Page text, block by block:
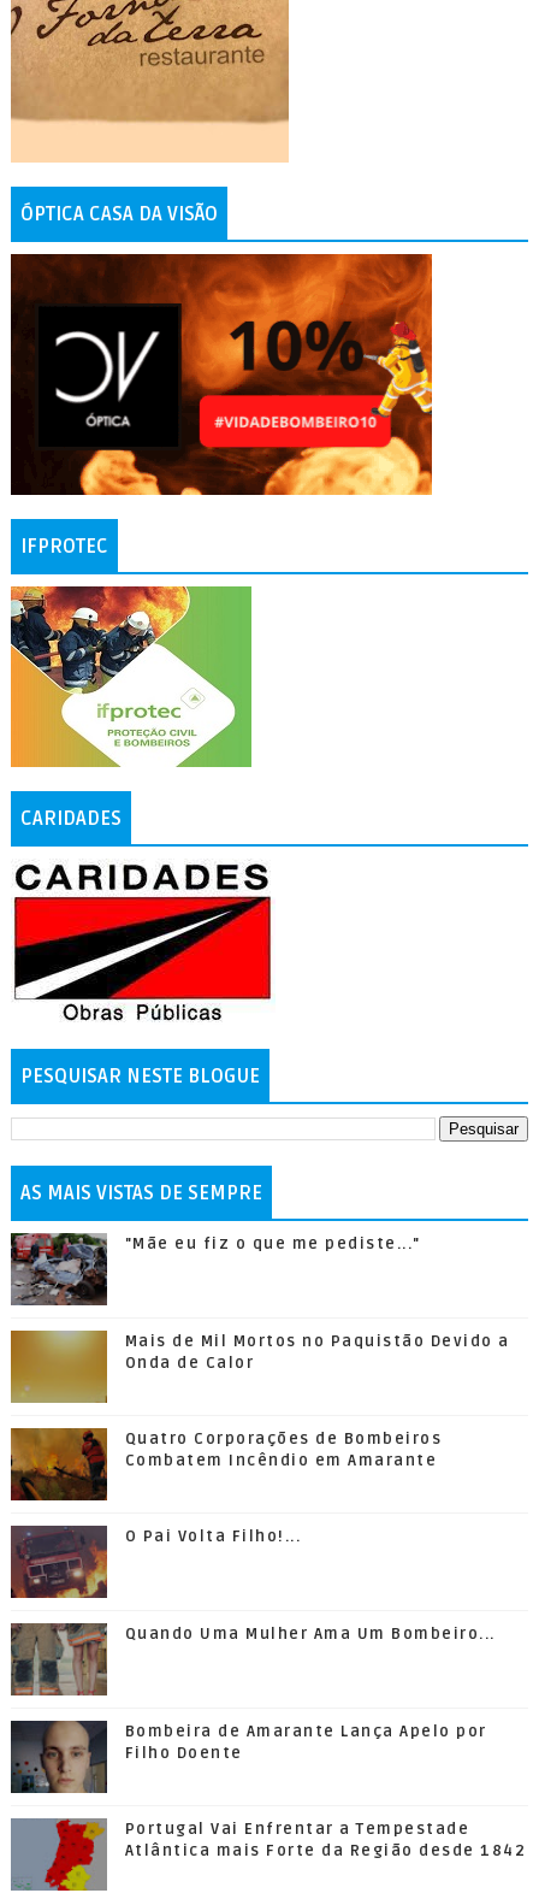
ÓPTICA CASA DA VISÃO
IFPROTEC
CARIDADES
PESQUISAR NESTE BLOGUE
AS MAIS VISTAS DE SEMPRE
"Mãe eu fiz o que me pediste..."
Mais de Mil Mortos no Paquistão Devido a
Onda de Calor
Quatro Corporações de Bombeiros
Combatem Incêndio em Amarante
O Pai Volta Filho!...
Quando Uma Mulher Ama Um Bombeiro...
Bombeira de Amarante Lança Apelo por
Filho Doente
Portugal Vai Enfrentar a Tempestade
Atlântica mais Forte da Região desde 1842